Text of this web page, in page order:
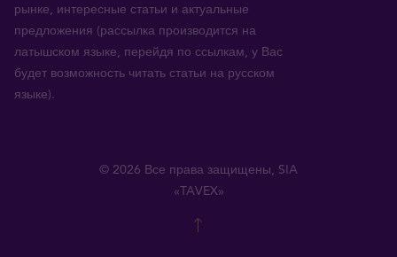
рынке, интересные статьи и актуальные
предложения (рассылка производится на
латышском языке, перейдя по ссылкам, у Вас
будет возможность читать статьи на русском
языке).
© 2026 Все права защищены, SIA
«TAVEX»